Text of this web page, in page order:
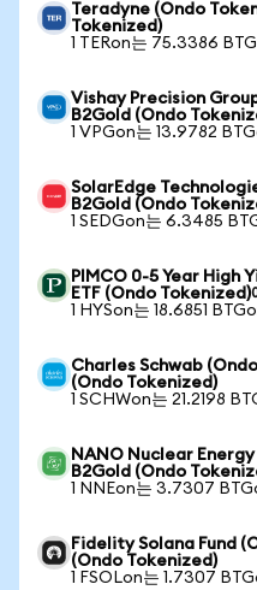
Teradyne (Ondo
Tokenized)
1 TERon는 75.3386
Vishay Precision
B2Gold (Ondo
1 VPGon는 13.9782
SolarEdge
B2Gold (Ondo
1 SEDGon는 6.3485
PIMCO 0-5 Year High
ETF (Ondo
1 HYSon는 18.6851
Charles Schwab
(Ondo Tokenized)
1 SCHWon는 21.2198
NANO Nuclear
B2Gold (Ondo
1 NNEon는 3.7307
Fidelity Solana Fund
(Ondo Tokenized)
1 FSOLon는 1.7307